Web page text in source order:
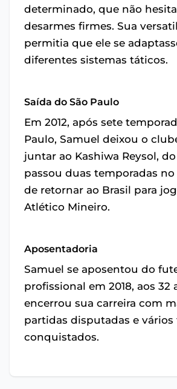
determinado, que não
desarmes firmes. Sua
permitia que ele se
diferentes sistemas táticos.
Saída do São Paulo
Em 2012, após sete
Paulo, Samuel deixou o
juntar ao Kashiwa Reysol,
passou duas temporadas no
de retornar ao Brasil para
Atlético Mineiro.
Aposentadoria
Samuel se aposentou do
profissional em 2018, aos 32
encerrou sua carreira com
partidas disputadas e
conquistados.